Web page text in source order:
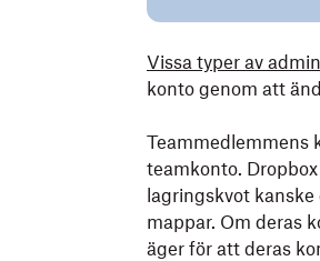
Vissa typer av
konto genom att
Teammedlemmens
teamkonto.
lagringskvot
mappar. Om deras
äger för att deras